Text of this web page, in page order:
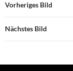
Vorheriges Bild
Nächstes Bild